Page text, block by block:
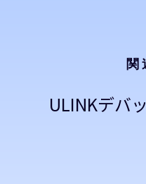
関
ULINKデバ